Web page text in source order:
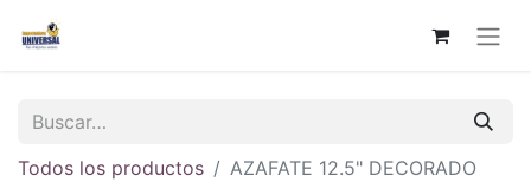
Todos los productos AZAFATE 12.5" DECORADO